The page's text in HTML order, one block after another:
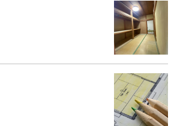
合わせ・ご相談はこちら